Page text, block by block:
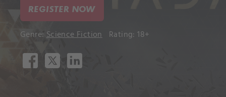
REGISTER NOW
Genre: Science Fiction Rating: 18+